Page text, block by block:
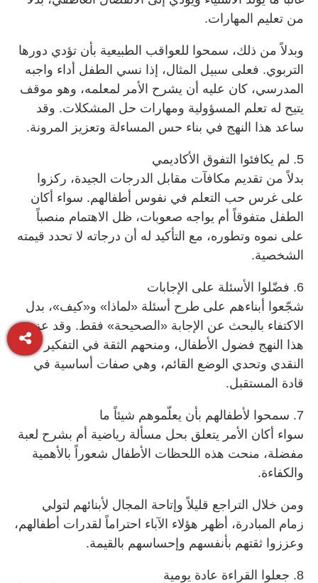
من تعليم المهارات.
وبدلاً من ذلك، سمحوا للعواقب الطبيعية بأن تؤدي دورها
التربوي. فعلى سبيل المثال، إذا نسي الطفل أداء واجبه
المدرسي، كان عليه أن يشرح الأمر لمعلمه، وهو موقف
يتيح له تعلم المسؤولية ومهارات حل المشكلات. وقد
ساعد هذا النهج في بناء حس المساءلة وتعزيز المرونة.
5. لم يكافئوا التفوق الأكاديمي
بدلاً من تقديم مكافآت مقابل الدرجات الجيدة، ركزوا
على غرس حب التعلم في نفوس أطفالهم. سواء أكان
الطفل متفوقاً أم يواجه صعوبات، ظل الاهتمام منصباً
على نموه وتطوره، مع التأكيد له أن درجاته لا تحدد قيمته
الشخصية.
6. فضّلوا الأسئلة على الإجابات
شجّعوا أبناءهم على طرح أسئلة «لماذا» و«كيف»، بدل
الاكتفاء بالبحث عن الإجابة «الصحيحة» فقط. وقد عزز
هذا النهج فضول الأطفال، ومنحهم الثقة في التفكير
النقدي وتحدي الوضع القائم، وهي صفات أساسية في
قادة المستقبل.
7. سمحوا لأطفالهم بأن يعلّموهم شيئاً ما
سواء أكان الأمر يتعلق بحل مسألة رياضية أم بشرح لعبة
مفضلة، منحت هذه اللحظات الأطفال شعوراً بالأهمية
والكفاءة.
ومن خلال التراجع قليلاً وإتاحة المجال لأبنائهم لتولي
زمام المبادرة، أظهر هؤلاء الآباء احتراماً لقدرات أطفالهم،
وعززوا ثقتهم بأنفسهم وإحساسهم بالقيمة.
8. جعلوا القراءة عادة يومية